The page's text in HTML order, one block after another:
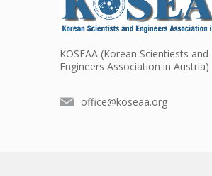
KOSEAA (Korean Scientiests and
Engineers Association in Austria)
office@koseaa.org